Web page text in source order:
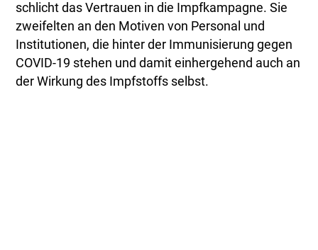
schlicht das Vertrauen in die Impfkampagne. Sie
zweifelten an den Motiven von Personal und
Institutionen, die hinter der Immunisierung gegen
COVID-19 stehen und damit einhergehend auch an
der Wirkung des Impfstoffs selbst.